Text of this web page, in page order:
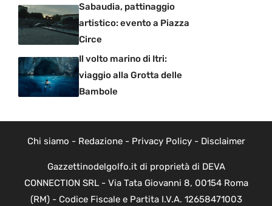
Sabaudia, pattinaggio
artistico: evento a Piazza
Circe
Il volto marino di Itri:
viaggio alla Grotta delle
Bambole
Chi siamo - Redazione- Privacy Policy- Disclaimer
Gazzettinodelgolfo.it di proprietà di DEVA
CONNECTION SRL - Via Tata Giovanni 8, 00154 Roma
(RM) - Codice Fiscale e Partita I.V.A. 12658471003